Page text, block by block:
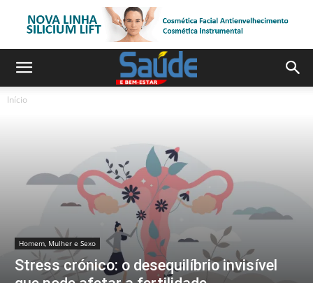
Início
Homem, Mulher e Sexo
Stress crónico: o desequilíbrio invisível